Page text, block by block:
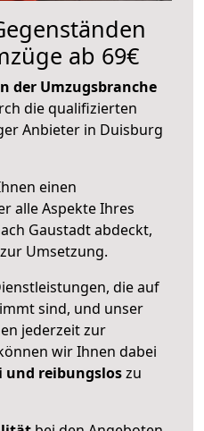
ab 69€
der Umzugsbranche
die qualifizierten
Anbieter in Duisburg
einen
alle Aspekte Ihres
Gaustadt abdeckt,
Umsetzung.
die auf
sind, und unser
jederzeit zur
wir Ihnen dabei
und reibungsloszu